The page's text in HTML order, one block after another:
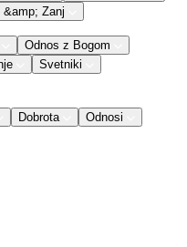
&amp; Zanj
Odnos z Bogom
Svetniki
Dobrota
Odnosi